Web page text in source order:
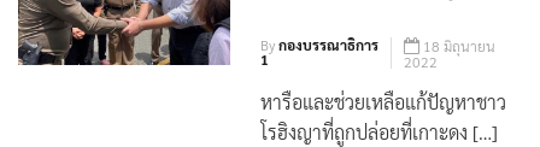
Byกองบรรณาธิการ
1
18 มิถุนายน
2022
หารือและช่วยเหลือแก้ปัญหาชาว
โรฮิงญาที่ถูกปล่อยที่เกาะดง […]